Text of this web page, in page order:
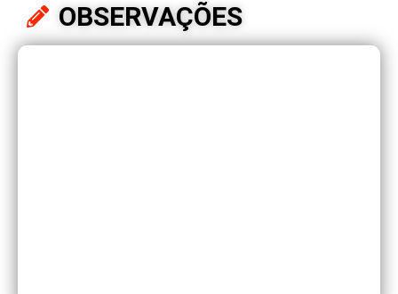
OBSERVAÇÕES